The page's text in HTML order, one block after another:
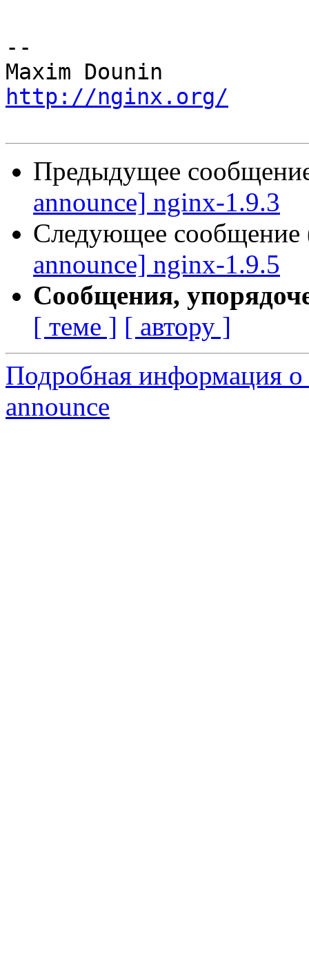
--
http://nginx.org/
Предыдущее
announce] nginx-1.9.3
Следующее сообщение
announce] nginx-1.9.5
Сообщения,
[ теме ] [ автору ]
Подробная информация
announce